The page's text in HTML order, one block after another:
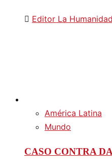
Editor La Humanidad
América Latina
Mundo
CASO CONTRA